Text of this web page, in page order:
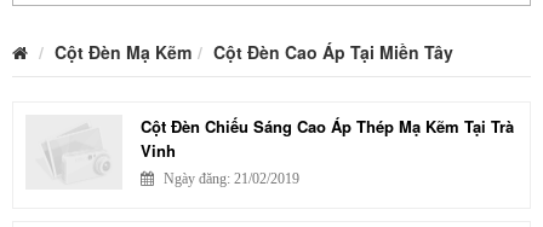
Cột Đèn Mạ Kẽm Cột Đèn Cao Áp Tại Miền Tây
Cột Đèn Chiếu Sáng Cao Áp Thép Mạ Kẽm Tại Trà
Vinh
Ngày đăng: 21/02/2019